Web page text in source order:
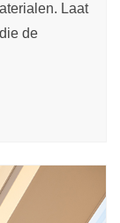
Laat
de